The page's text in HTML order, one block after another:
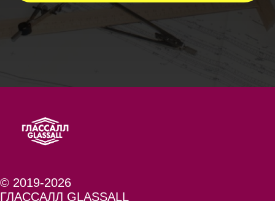
© 2019-2026
ГЛАССАЛЛ GLASSALL